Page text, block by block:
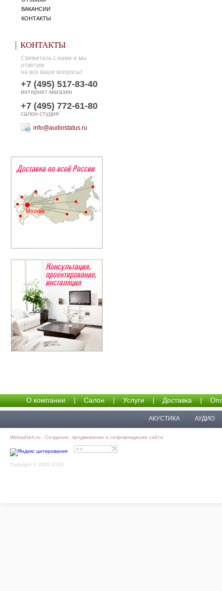
ВАКАНСИИ
КОНТАКТЫ
КОНТАКТЫ
Свяжитесь с нами и мы
ответим
на все ваши вопросы!
+7 (495) 517-83-40
интернет-магазин
+7 (495) 772-61-80
салон-студия
info@audiostatus.ru
О компании | Салон | Услуги | Доставка |
АКУСТИКА АУДИО
Webadvert.ru - Создание, продвижение и сопровождение сайта
Copyright © 2005-2026